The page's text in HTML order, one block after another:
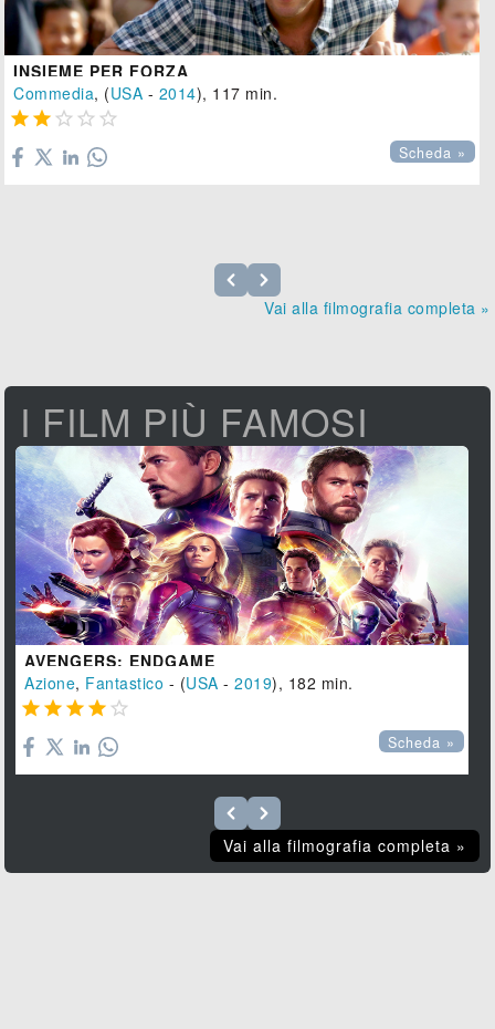
INSIEME PER FORZA
Commedia, (USA - 2014), 117 min.
    
Scheda »
Vai alla filmografia completa »
I FILM PIÙ FAMOSI
AVENGERS: ENDGAME
Azione, Fantastico - (USA -2019), 182 min.
    
Scheda »
Vai alla filmografia completa »